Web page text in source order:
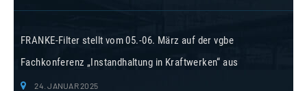
FRANKE-Filter stellt vom 05.-06. März auf der vgbe
Fachkonferenz „Instandhaltung in Kraftwerken“ aus
24. JANUAR 2025